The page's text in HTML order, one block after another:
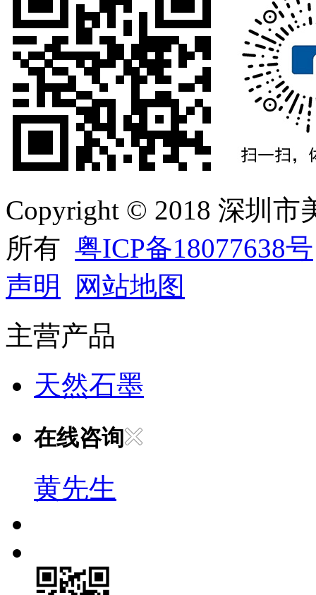
Copyright © 2018 深圳
所有 粤ICP备18077638号
声明
网站地图
主营产品
天然石墨
在线咨询
黄先生